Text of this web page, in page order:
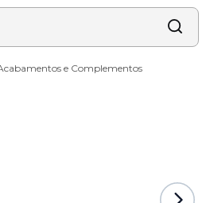
e Complementos